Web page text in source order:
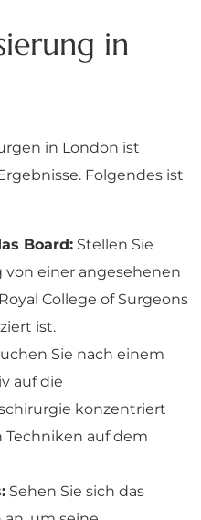
in
in London ist
Folgendes ist
Board: Stellen Sie
von einer angesehenen
College of Surgeons
ist.
Sie nach einem
auf die
konzentriert
auf dem
Sehen Sie sich das